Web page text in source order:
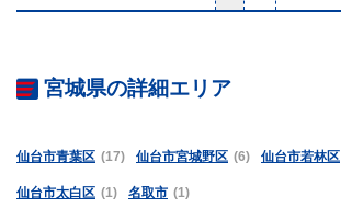
宮城県の詳細エリア
仙台市青葉区 (17) 仙台市宮城野区 (6) 仙台市若林区
仙台市太白区 (1) 名取市 (1)